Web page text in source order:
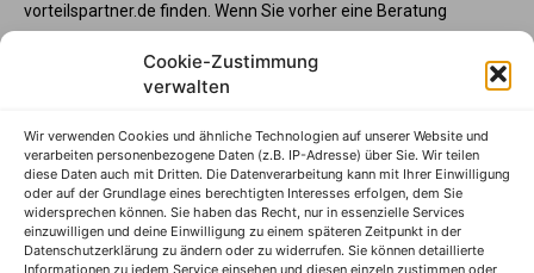
Cookie-Zustimmung
verwalten
Wir verwenden Cookies und ähnliche Technologien auf unserer Website und
verarbeiten personenbezogene Daten (z.B. IP-Adresse) über Sie. Wir teilen
diese Daten auch mit Dritten. Die Datenverarbeitung kann mit Ihrer Einwilligung
oder auf der Grundlage eines berechtigten Interesses erfolgen, dem Sie
widersprechen können. Sie haben das Recht, nur in essenzielle Services
einzuwilligen und deine Einwilligung zu einem späteren Zeitpunkt in der
Datenschutzerklärung zu ändern oder zu widerrufen. Sie können detaillierte
Informationen zu jedem Service einsehen und diesen einzeln zustimmen oder
vorteilspartner.de finden. Wenn Sie vorher eine Beratung
vorteilspartner.de oder Telefon +49 345 570295 3573 gerne zur
Verfügung. Und wenn Sie Ihre Programmteilnahme vorab mit
Ihren Sparkassenberater.
S-Vorteilspartner
Impressum
Datenschutzhinweise